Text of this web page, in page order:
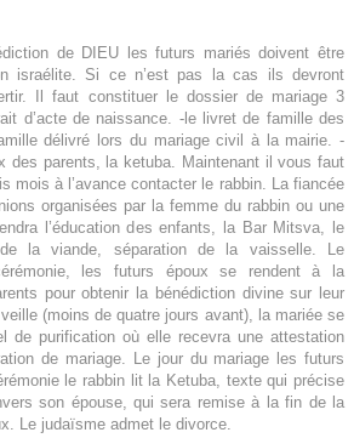
de DIEU les futurs mariés doivent être
israélite. Si ce n’est pas la cas ils devront
Il faut constituer le dossier de mariage 3
d’acte de naissance. -le livret de famille des
délivré lors du mariage civil à la mairie. -
des parents, la ketuba. Maintenant il vous faut
mois à l’avance contacter le rabbin. La fiancée
organisées par la femme du rabbin ou une
l’éducation des enfants, la Bar Mitsva, le
de la viande, séparation de la vaisselle. Le
les futurs époux se rendent à la
pour obtenir la bénédiction divine sur leur
(moins de quatre jours avant), la mariée se
de purification où elle recevra une attestation
de mariage. Le jour du mariage les futurs
le rabbin lit la Ketuba, texte qui précise
son épouse, qui sera remise à la fin de la
Le judaïsme admet le divorce.